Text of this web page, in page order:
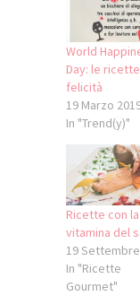
World
Day: le
felicità
19 Marzo
In "Trend(y)"
Ricette con la
vitamina del
19
In "Ricette
Gourmet"